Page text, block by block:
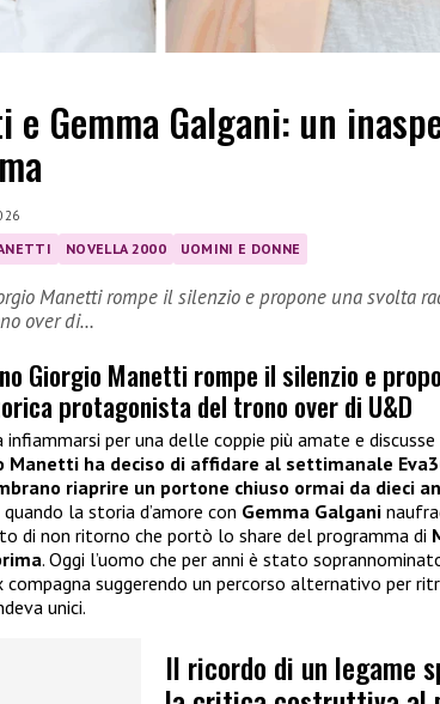
e Gemma Galgani: un
NOVELLA 2000 UOMINI E DONNE
Manetti rompe il silenzio e propone una svolta
over di…
Giorgio Manetti rompe il silenzio e
protagonista del trono over di U&D
per una delle coppie più amate e
Manetti ha deciso di affidare al settimanale
riaprire un portone chiuso ormai da dieci
la storia d’amore con Gemma Galgani
di non ritorno che portò lo share del programma di
. Oggi l’uomo che per anni è stato
suggerendo un percorso alternativo per
unici.
Il ricordo di un legame